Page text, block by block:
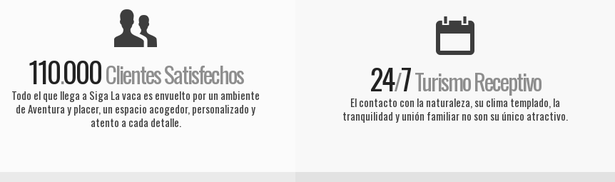
110.000Clientes Satisfechos
Todo el que llega a Siga La vaca es envuelto por un ambiente
de Aventura y placer, un espacio acogedor, personalizado y
atento a cada detalle.
24/7Turismo Receptivo
El contacto con la naturaleza, su clima templado, la
tranquilidad y unión familiar no son su único atractivo.